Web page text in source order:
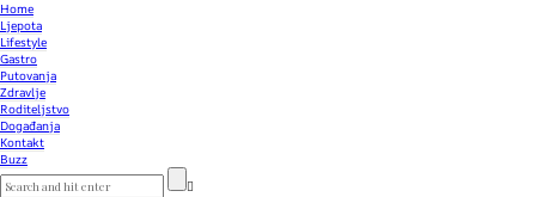
Home
Ljepota
Lifestyle
Gastro
Putovanja
Zdravlje
Roditeljstvo
Događanja
Kontakt
Buzz